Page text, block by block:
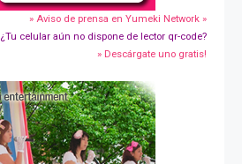
» Aviso de prensa en Yumeki Network »
¿Tu celular aún no dispone de lector qr-code?
» Descárgate uno gratis!